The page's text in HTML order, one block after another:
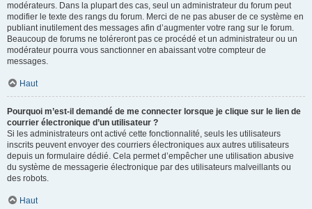
modérateurs. Dans la plupart des cas, seul un administrateur du forum peut
modifier le texte des rangs du forum. Merci de ne pas abuser de ce système en
publiant inutilement des messages afin d’augmenter votre rang sur le forum.
Beaucoup de forums ne toléreront pas ce procédé et un administrateur ou un
modérateur pourra vous sanctionner en abaissant votre compteur de
messages.
Haut
Pourquoi m’est-il demandé de me connecter lorsque je clique sur le lien de
courrier électronique d’un utilisateur ?
Si les administrateurs ont activé cette fonctionnalité, seuls les utilisateurs
inscrits peuvent envoyer des courriers électroniques aux autres utilisateurs
depuis un formulaire dédié. Cela permet d’empêcher une utilisation abusive
du système de messagerie électronique par des utilisateurs malveillants ou
des robots.
Haut